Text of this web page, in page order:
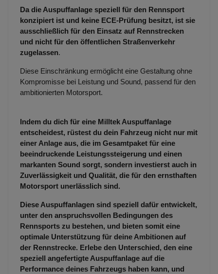
Da die Auspuffanlage speziell für den Rennsport
konzipiert ist und keine ECE-Prüfung besitzt, ist sie
ausschließlich für den Einsatz auf Rennstrecken
und nicht für den öffentlichen Straßenverkehr
zugelassen.
Diese Einschränkung ermöglicht eine Gestaltung ohne
Kompromisse bei Leistung und Sound, passend für den
ambitionierten Motorsport.
Indem du dich für eine Milltek Auspuffanlage
entscheidest, rüstest du dein Fahrzeug nicht nur mit
einer Anlage aus, die im Gesamtpaket für eine
beeindruckende Leistungssteigerung und einen
markanten Sound sorgt, sondern investierst auch in
Zuverlässigkeit und Qualität, die für den ernsthaften
Motorsport unerlässlich sind.
Diese Auspuffanlagen sind speziell dafür entwickelt,
unter den anspruchsvollen Bedingungen des
Rennsports zu bestehen, und bieten somit eine
optimale Unterstützung für deine Ambitionen auf
der Rennstrecke. Erlebe den Unterschied, den eine
speziell angefertigte Auspuffanlage auf die
Performance deines Fahrzeugs haben kann, und